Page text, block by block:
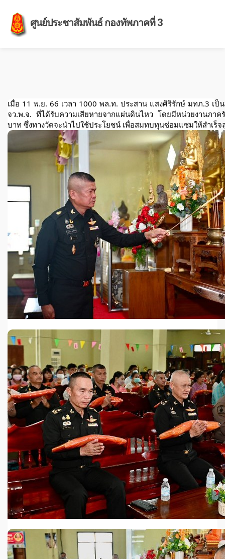
ศูนย์ประชาสัมพันธ์ กองทัพภาคที่ 3
เมื่อ 11 พ.ย. 66 เวลา 1000 พล.ท. ประสาน แสงศิริรักษ์ มทภ.3 เ
จว.พ.จ. ที่ได้รับความเสียหายจากแผ่นดินไหว โดยมีหน่วยงานภา
บาท ซึ่งทางวัดจะนำไปใช้ประโยชน์ เพื่อสมทบทุนซ่อมแซมให้สำเร็จ